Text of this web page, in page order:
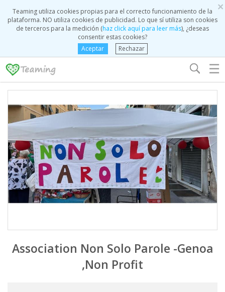
×
Teaming utiliza cookies propias para el correcto funcionamiento de la
plataforma. NO utiliza cookies de publicidad. Lo que sí utiliza son cookies
de terceros para la medición (haz click aquí para leer más), ¿deseas
consentir estas cookies?
Aceptar
Rechazar
☰
Association Non Solo Parole -Genoa
,Non Profit